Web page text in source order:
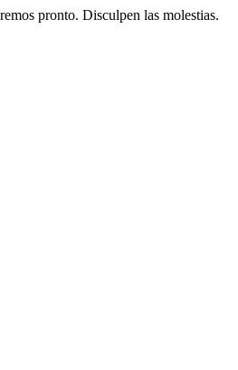
pronto. Disculpen las molestias.